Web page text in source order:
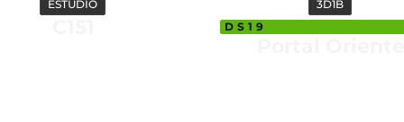
ESTUDIO
3D1B
DS19